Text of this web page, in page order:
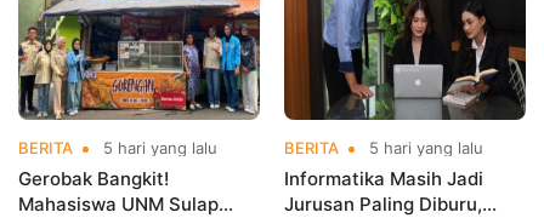
BERITA 5 hari yang lalu
Gerobak Bangkit!
Mahasiswa UNM Sulap
BERITA 5 hari yang lalu
Informatika Masih Jadi
Jurusan Paling Diburu,